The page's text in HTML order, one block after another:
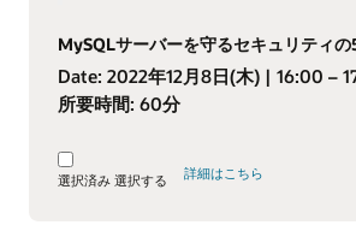
MySQLサーバーを守るセキュリティの
Date: 2022年12月8日(木) | 16:00 –
所要時間: 60分
選択済み 選択する 詳細はこちら